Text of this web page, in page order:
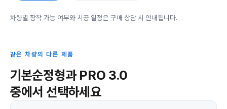
차량별 장착 가능 여부와 시공 일정은 구매 상담 시 안내됩니다.
같은 차량의 다른 제품
기본순정형과 PRO 3.0
중에서 선택하세요